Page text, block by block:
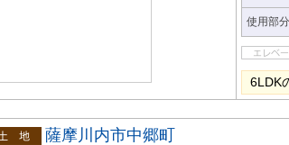
使用部
6LDK
薩摩川内市中郷町